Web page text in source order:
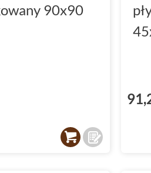
90x90